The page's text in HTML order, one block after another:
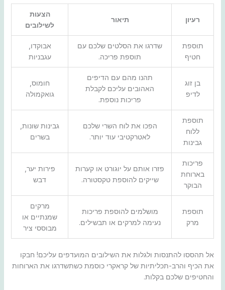
רעיון תיאור
הצעות
לשילובים
תוספת
חטיף
שדרגו את הסלטים שלכם עם
תוספת פריכה.
אבוקדו,
עגבניות
בן זוג
לדיפ
תהנו מהם עם הדיפים
האהובים עליכם לקבלת
פריכות נוספת.
חומוס,
גואקמולה
תוספת
ללוח
גבינות
הפכו את לוח השרי שלכם
לאטרקטיבי עוד יותר.
גבינות שונות,
בשרים
פריכות
בארוחת
הבוקר
פזרו אותם על יוגורט או קערות
שייקים להוספת טקסטורה.
פירות יער,
דבש
תוספת
מרק
מושלמים להוספת פריכות
נעימה למרקים או תבשילים.
מרקים
שמנתיים או
מבוססי ציר
אל תהססו להתנסות ולגלות את השילובים המועדפים עליכם! חבקו
את הכיף והרב-תכליתיות של קראקרי כוסמת כשתשדרגו את הארוחות
והחטיפים שלכם בקלות.